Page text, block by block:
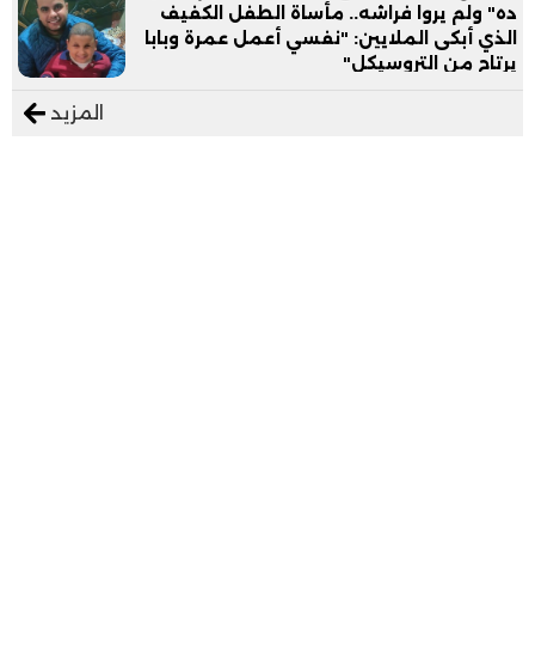
ده" ولم يروا فراشه.. مأساة الطفل الكفيف
الذي أبكى الملايين: "نفسي أعمل عمرة وبابا
يرتاح من التروسيكل"
المزيد